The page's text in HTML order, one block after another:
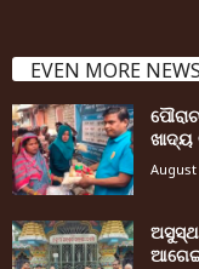
EVEN MORE NEWS
ଖାଦ୍ୟ
August
ଅସୁସ୍ଥ